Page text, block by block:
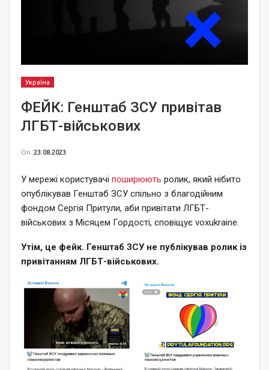
Україна
ФЕЙК: Генштаб ЗСУ привітав
ЛГБТ-військових
On 23.08.2023
У мережі користувачі поширюють ролик, який нібито
опублікував Генштаб ЗСУ спільно з благодійним
фондом Сергія Притули, аби привітати ЛГБТ-
військових з Місяцем Гордості, сповіщує voxukraine.
Утім, це фейк. Генштаб ЗСУ не публікував ролик із
привітанням ЛГБТ-військових.